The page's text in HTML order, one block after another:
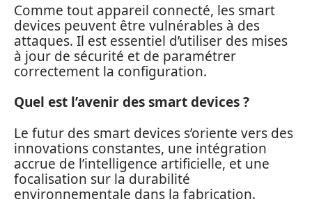
Comme tout appareil connecté, les smart
devices peuvent être vulnérables à des
attaques. Il est essentiel d’utiliser des mises
à jour de sécurité et de paramétrer
correctement la configuration.
Quel est l’avenir des smart devices ?
Le futur des smart devices s’oriente vers des
innovations constantes, une intégration
accrue de l’intelligence artificielle, et une
focalisation sur la durabilité
environnementale dans la fabrication.